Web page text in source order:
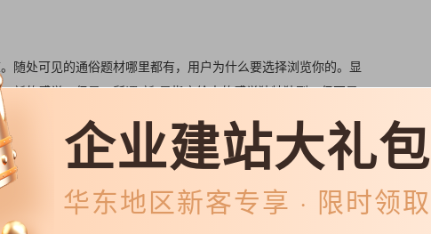
随处可见的通俗题材哪里都有，用户为什么要选择浏览你的。显
的感觉。但是，所谓“新”是指它给人的感觉独特独到，但不是
或主题。
清晰的目标，那么网站也才会有目标，并且实现这个目标。而这
，企业在确定网站主题的时候，首先需要考虑的就是要贴合网站
企业建站大礼包
华东地区新客专享 · 限时领取